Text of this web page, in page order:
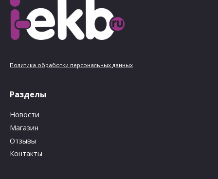
Политика обработки персональных данных
Разделы
Новости
Магазин
Отзывы
Контакты